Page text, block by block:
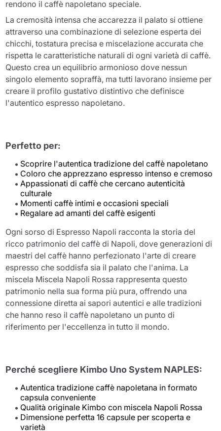
rendono il caffè napoletano speciale.
La cremosità intensa che accarezza il palato si ottiene
attraverso una combinazione di selezione esperta dei
chicchi, tostatura precisa e miscelazione accurata che
rispetta le caratteristiche naturali di ogni varietà di caffè.
Questo crea un equilibrio armonioso dove nessun
singolo elemento sopraffà, ma tutti lavorano insieme per
creare il profilo gustativo distintivo che definisce
l'autentico espresso napoletano.
Perfetto per:
Scoprire l'autentica tradizione del caffè napoletano
Coloro che apprezzano espresso intenso e cremoso
Appassionati di caffè che cercano autenticità
culturale
Momenti caffè intimi e occasioni speciali
Regalare ad amanti del caffè esigenti
Ogni sorso di Espresso Napoli racconta la storia del
ricco patrimonio del caffè di Napoli, dove generazioni di
maestri del caffè hanno perfezionato l'arte di creare
espresso che soddisfa sia il palato che l'anima. La
miscela Miscela Napoli Rossa rappresenta questo
patrimonio nella sua forma più pura, offrendo una
connessione diretta ai sapori autentici e alle tradizioni
che hanno reso il caffè napoletano un punto di
riferimento per l'eccellenza in tutto il mondo.
Perché scegliere Kimbo Uno System NAPLES:
Autentica tradizione caffè napoletana in formato
capsula conveniente
Qualità originale Kimbo con miscela Napoli Rossa
Dimensione perfetta 16 capsule per scoperta e
varietà